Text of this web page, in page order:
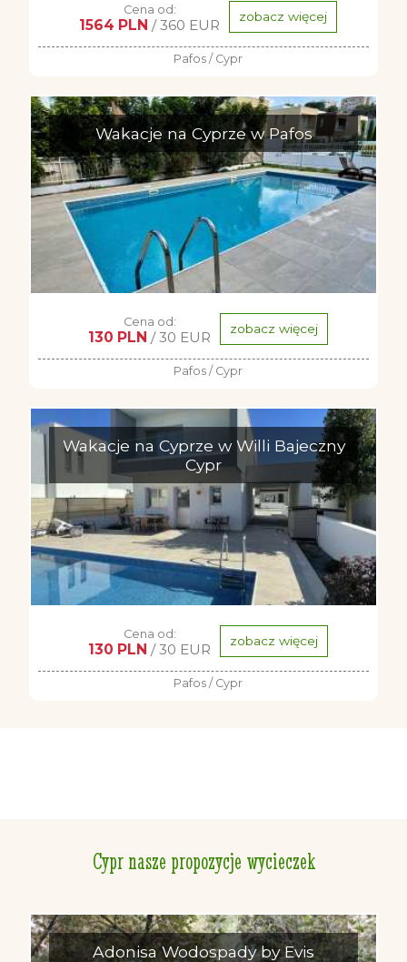
Cena od:
1564 PLN / 360 EUR zobacz więcej
Pafos / Cypr
Wakacje na Cyprze w Pafos
Cena od:
130 PLN / 30 EUR zobacz więcej
Pafos / Cypr
Wakacje na Cyprze w Willi Bajeczny
Cypr
Cena od:
130 PLN / 30 EUR zobacz więcej
Pafos / Cypr
Cypr nasze propozycje wycieczek
Adonisa Wodospady by Evis